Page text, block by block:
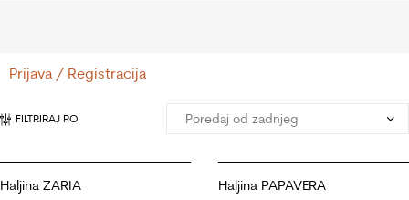
Prijava / Registracija
FILTRIRAJ PO
Haljina ZARIA
Haljina PAPAVERA